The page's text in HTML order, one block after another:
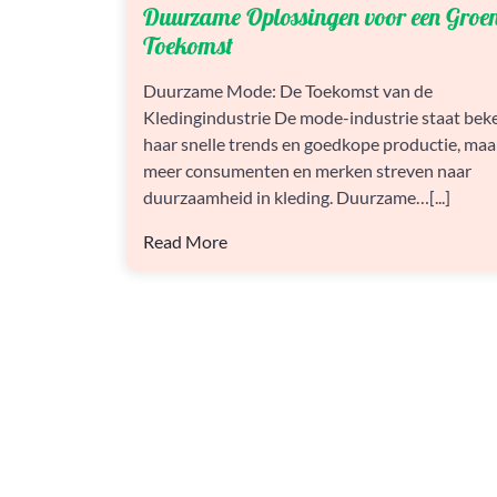
OPLOSSINGEN
VOOR
TOEKOMST
Duurzame Oplossingen voor een
Toekomst
Duurzame Mode: De Toekomst van de
Kledingindustrie De mode-industrie staat
haar snelle trends en goedkope productie,
meer consumenten en merken streven naar
duurzaamheid in kleding. Duurzame…[...]
Read More